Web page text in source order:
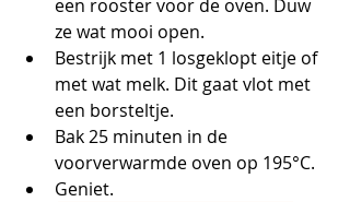
een rooster voor de oven. Duw
ze wat mooi open.
Bestrijk met 1 losgeklopt eitje of
met wat melk. Dit gaat vlot met
een borsteltje.
Bak 25 minuten in de
voorverwarmde oven op 195°C.
Geniet.